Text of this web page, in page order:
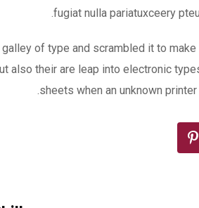
fugiat nulla pariatuxceery
of type and scrambled it to
also their are leap into electronic
sheets when an unknown